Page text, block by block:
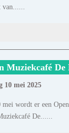
van......
Muziekcafé
10 mei 2025
mei wordt er een
De......